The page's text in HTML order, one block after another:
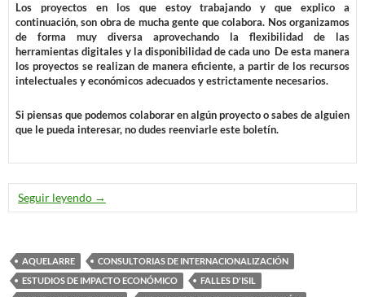
Los proyectos en los que estoy trabajando y que explico a
continuación, son obra de mucha gente que colabora. Nos organizamos
de forma muy diversa aprovechando la flexibilidad de las
herramientas digitales y la disponibilidad de cada uno De esta manera
los proyectos se realizan de manera eficiente, a partir de los recursos
intelectuales y económicos adecuados y estrictamente necesarios.
Si piensas que podemos colaborar en algún proyecto o sabes de alguien
que le pueda interesar, no dudes reenviarle este boletín.
Seguir leyendo Actividades Otoño 2012 / Toni González – Escena
→
AQUELARRE
CONSULTORIAS DE INTERNACIONALIZACIÓN
ESTUDIOS DE IMPACTO ECONÓMICO
FALLES D'ISIL